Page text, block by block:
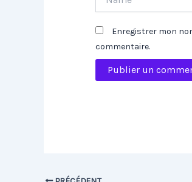
Enregistrer mon
commentaire.